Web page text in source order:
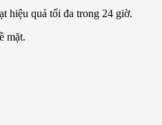
hiệu quả tối đa trong 24 giờ.
mặt.